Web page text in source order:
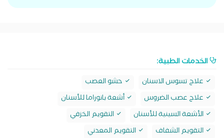
الخدمات الطبية:
علاج تسوس الاسنان
حشو العصب
علاج عصب الضروس
أشعة بانوراما للأسنان
الأشعة السينية للأسنان
التقويم الخزفي
التقويم الشفاف
التقويم المعدني